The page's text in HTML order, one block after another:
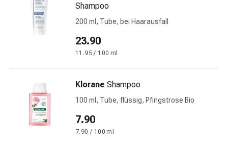
Juckreiz
Hühneraugen
Warzen
Fusspilz
Narbenbehandlung
Haut
Krankhaftes
Shampoo
200 ml, Tube, bei Haarausfall
23.90
11.95 / 100 ml
Klorane Shampoo
100 ml, Tube, flüssig, Pfingstrose Bio
7.90
7.90 / 100 ml